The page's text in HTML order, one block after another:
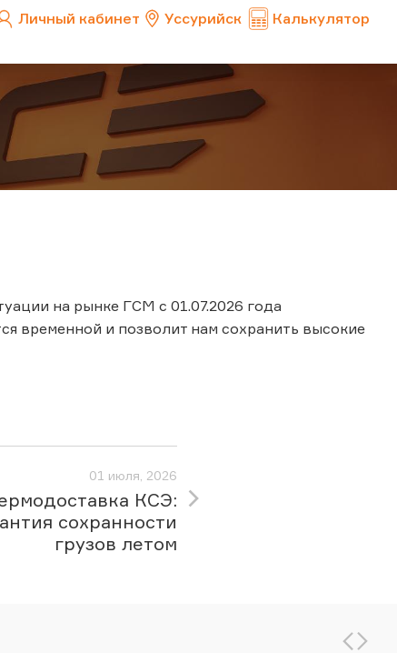
Личный кабинет Уссурийск Калькулятор
на рынке ГСМ с 01.07.2026 года
временной и позволит нам сохранить высокие
01 июля, 2026
КСЭ:
сохранности
грузов летом